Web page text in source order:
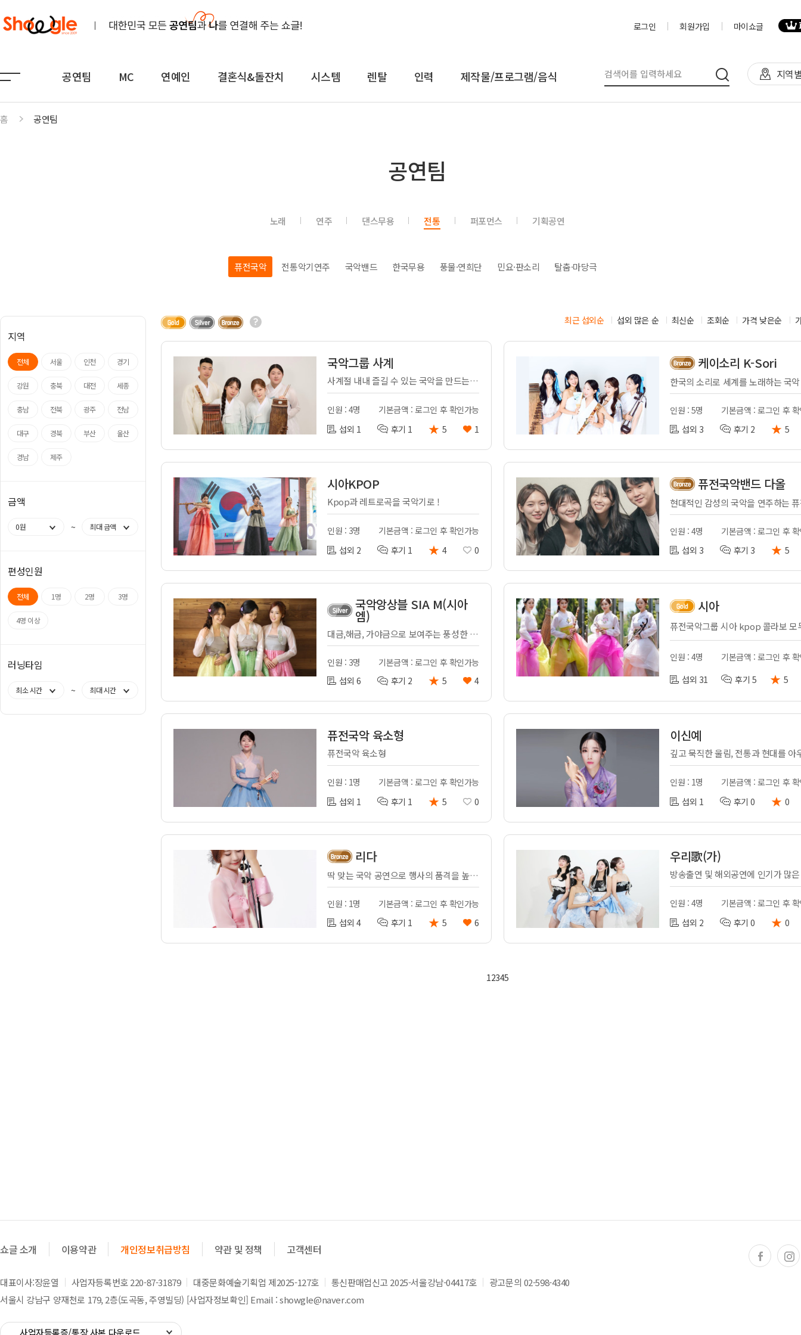
로그인 회원가입 마이쇼글
공연팀 MC 연예인 결혼식&돌잔치 시스템 렌탈 인력 제작물/프로그램/음식 지역
708090·포크
국악·클래식·재즈·뮤지컬
음향
중계
트러스
전시부스
경호
홈 공연팀
공연팀
노래 연주 댄스무용 전통 퍼포먼스 기획공연
퓨전국악 전통악기연주 국악밴드 한국무용 풍물·연희단 민요·판소리 탈춤·마당극
지역
전체 서울 인천 경기
강원 충북 대전 세종
충남 전북 광주 전남
대구 경북 부산 울산
경남 제주
금액
0원 ~ 최대 금액
편성인원
전체 1명 2명 3명
4명 이상
러닝타임
최소 시간 ~ 최대 시간
최근 섭외순 섭외 많은 순 최신순 조회순 가격 낮은순
국악그룹 사계
사계절 내내 즐길 수 있는 국악을 만드는 국악그룹 사계입니다.
인원 : 4명
기본금액 : 로그인 후 확인가능
섭외 1
후기 1 ★ 5 1
케이소리 K-Sori
인원 : 5명
기본금액 : 로그인 후
섭외 3
후기 2 ★ 5
시아KPOP
Kpop과 레트로곡을 국악기로 !
인원 : 3명
기본금액 : 로그인 후 확인가능
섭외 2
후기 1 ★ 4 0
퓨전국악밴드 다올
인원 : 4명
기본금액 : 로그인 후
섭외 3
후기 3 ★ 5
국악앙상블 SIA M(시아
엠)
대금,해금, 가야금으로 보여주는 풍성한 국악
인원 : 3명
기본금액 : 로그인 후 확인가능
섭외 6
후기 2 ★ 5 4
시아
인원 : 4명
기본금액 : 로그인 후
섭외 31
후기 5 ★ 5
퓨전국악 육소형
퓨전국악 육소형
인원 : 1명
기본금액 : 로그인 후 확인가능
섭외 1
후기 1 ★ 5 0
이신예
인원 : 1명
기본금액 : 로그인 후
섭외 1
후기 0 ★ 0
리다
딱 맞는 국악 공연으로 행사의 품격을 높여드립니다.
인원 : 1명
기본금액 : 로그인 후 확인가능
섭외 4
후기 1 ★ 5 6
우리歌(가)
인원 : 4명
기본금액 : 로그인 후
섭외 2
후기 0 ★ 0
12345
쇼글 소개 이용약관 개인정보취급방침 약관 및 정책 고객센터
대표이사:장윤열 사업자등록번호 220-87-31879 대중문화예술기획업 제2025-127호 통신판매업신고 2025-서울강남-04417호
광고문의 02-598-4340
서울시 강남구 양재천로 179, 2층(도곡동, 주영빌딩) [사업자정보확인] Email : showgle@naver.com
사업자등록증/통장 사본 다운로드